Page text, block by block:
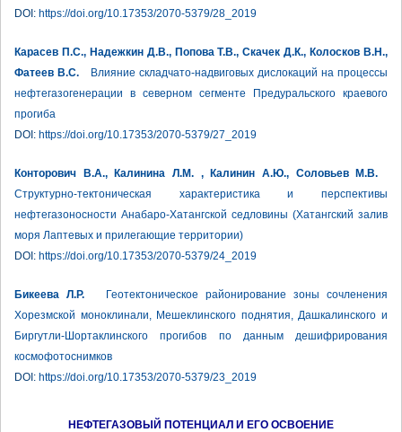
DOI: https://doi.org/10.17353/2070-5379/28_2019
Карасев П.С., Надежкин Д.В., Попова Т.В., Скачек Д.К., Колосков В.Н.,
Фатеев В.С. Влияние складчато-надвиговых дислокаций на процессы
нефтегазогенерации в северном сегменте Предуральского краевого
прогиба
DOI: https://doi.org/10.17353/2070-5379/27_2019
Конторович В.А., Калинина Л.М. , Калинин А.Ю., Соловьев М.В.
Структурно-тектоническая характеристика и перспективы
нефтегазоносности Анабаро-Хатангской седловины (Хатангский залив
моря Лаптевых и прилегающие территории)
DOI: https://doi.org/10.17353/2070-5379/24_2019
Бикеева Л.Р. Геотектоническое районирование зоны сочленения
Хорезмской моноклинали, Мешеклинского поднятия, Дашкалинского и
Биргутли-Шортаклинского прогибов по данным дешифрирования
космофотоснимков
DOI: https://doi.org/10.17353/2070-5379/23_2019
НЕФТЕГАЗОВЫЙ ПОТЕНЦИАЛ И ЕГО ОСВОЕНИЕ